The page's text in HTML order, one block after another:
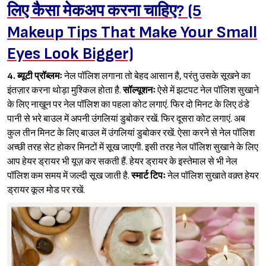
लिए कैसा मेकअप करना चाहिए? (5
Makeup Tips That Make Your Small
Eyes Look Bigger)
4.ब्यूटी प्रॉब्लमःनेल पॉलिश लगाना तो बेहद आसान है, परंतु उसके सूखने का
इंतज़ार करना थोड़ा मुश्किल होता है.सॉल्यूशनःऐसे में झटपट नेल पॉलिश सुखाने
के लिए नाख़ून पर नेल पॉलिश का पहला कोट लगाएं. फिर दो मिनट के लिए ठंडे
पानी से भरे बाउल में अपनी उंगलियां डुबोकर रखें. फिर दूसरा कोट लगाएं. अब
कुल तीन मिनट के लिए बाउल में उंगलियां डुबोकर रखें. ऐसा करने से नेल पॉलिश
अच्छी तरह सेट होकर मिनटों में सूख जाएगी. इसी तरह नेल पॉलिश सुखाने के लिए
आप हेयर ड्रायर भी यूज़ कर सकती हैं. हेयर ड्रायर के इस्तेमाल से भी नेल
पॉलिश कम समय में जल्दी सूख जाती है.स्मार्ट टिपःनेल पॉलिश सुखाते वक़्त हेयर
ड्रायर कूल मोड पर रखें.